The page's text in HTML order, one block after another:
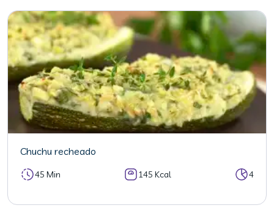
Chuchu recheado
45 Min 145 Kcal 4